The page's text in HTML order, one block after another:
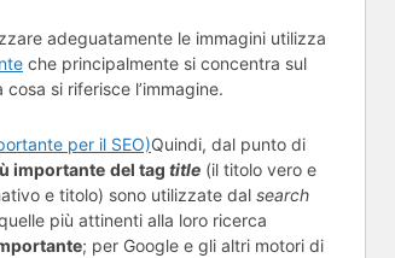
adeguatamente le immagini utilizza
che principalmente si concentra sul
si riferisce l’immagine.
Quindi, dal punto di
importante del tag title (il titolo vero e
e titolo) sono utilizzate dal search
più attinenti alla loro ricerca
; per Google e gli altri motori di